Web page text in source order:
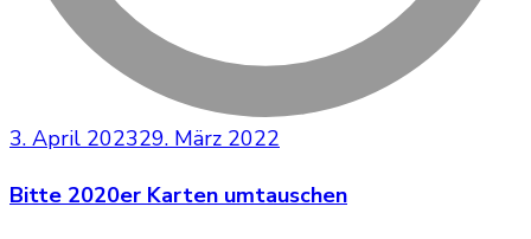
3. April 202329. März 2022
Bitte 2020er Karten umtauschen